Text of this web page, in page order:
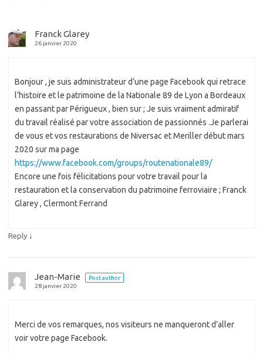
Franck Glarey
26 janvier 2020
Bonjour , je suis administrateur d’une page Facebook qui retrace
l’histoire et le patrimoine de la Nationale 89 de Lyon a Bordeaux
en passant par Périgueux , bien sur ; Je suis vraiment admiratif
du travail réalisé par votre association de passionnés .Je parlerai
de vous et vos restaurations de Niversac et Meriller début mars
2020 sur ma page
https://www.facebook.com/groups/routenationale89/
Encore une fois félicitations pour votre travail pour la
restauration et la conservation du patrimoine ferroviaire ; Franck
Glarey , Clermont Ferrand
Reply ↓
Jean-Marie
Post author
28 janvier 2020
Merci de vos remarques, nos visiteurs ne manqueront d’aller
voir votre page Facebook.